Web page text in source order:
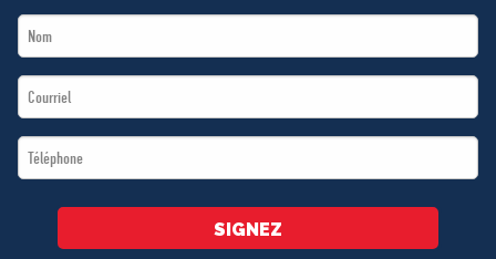
Last
Name
Email
*
Téléphone
*
SIGNEZ